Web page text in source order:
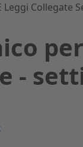
Leggi Collegate
-